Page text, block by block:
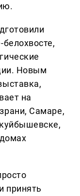
Новым
на
Самаре,
принять